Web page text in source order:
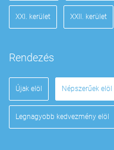
XXI. kerület XXII. kerület
Rendezés
Újak elöl Népszerűek elöl
Legnagyobb kedvezmény elöl